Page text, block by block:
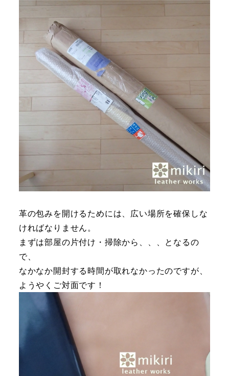
革の包みを開けるためには、広い場所を確保しな
ければなりません。
まずは部屋の片付け・掃除から、、、となるの
で、
なかなか開封する時間が取れなかったのですが、
ようやくご対面です！